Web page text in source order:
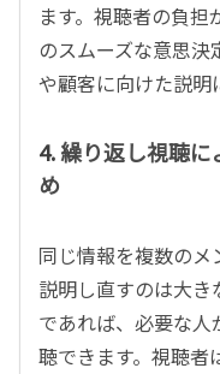
ます。視聴者の負担
のスムーズな意思
や顧客に向けた説明
4.繰り返し視聴
め
同じ情報を複数の
説明し直すのは大き
であれば、必要な
聴できます。視聴者